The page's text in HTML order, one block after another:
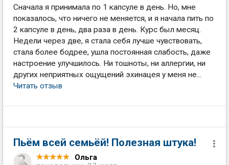
Сначала я принимала по 1 капсуле в день. Но, мне
показалось, что ничего не меняется, и я начала пить по
2 капсуле в день, два раза в день. Курс был месяц.
Недели через две, я стала себя лучше чувствовать,
стала более бодрее, ушла постоянная слабость, даже
настроение улучшилось. Ни тошноты, ни аллергии, ни
других неприятных ощущений эхинацея у меня не...
Читать отзыв
Пьём всей семьёй! Полезная штука!
Ольга